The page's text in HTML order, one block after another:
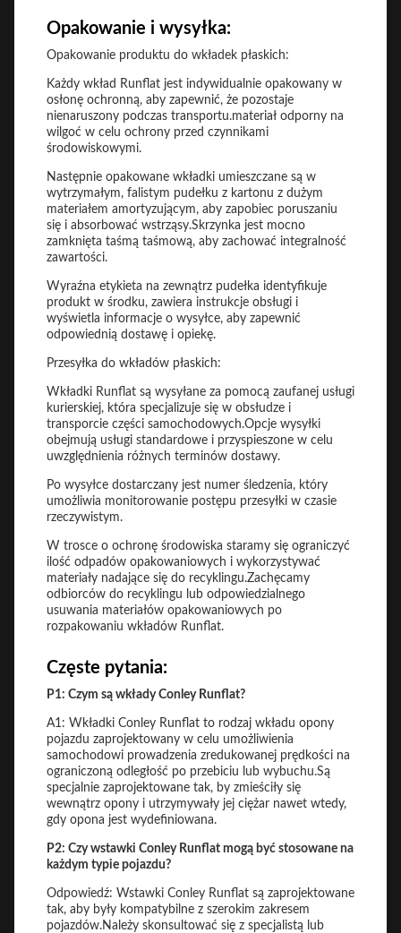
Opakowanie i wysyłka:
Opakowanie produktu do wkładek płaskich:
Każdy wkład Runflat jest indywidualnie opakowany w
osłonę ochronną, aby zapewnić, że pozostaje
nienaruszony podczas transportu.materiał odporny na
wilgoć w celu ochrony przed czynnikami
środowiskowymi.
Następnie opakowane wkładki umieszczane są w
wytrzymałym, falistym pudełku z kartonu z dużym
materiałem amortyzującym, aby zapobiec poruszaniu
się i absorbować wstrząsy.Skrzynka jest mocno
zamknięta taśmą taśmową, aby zachować integralność
zawartości.
Wyraźna etykieta na zewnątrz pudełka identyfikuje
produkt w środku, zawiera instrukcje obsługi i
wyświetla informacje o wysyłce, aby zapewnić
odpowiednią dostawę i opiekę.
Przesyłka do wkładów płaskich:
Wkładki Runflat są wysyłane za pomocą zaufanej usługi
kurierskiej, która specjalizuje się w obsłudze i
transporcie części samochodowych.Opcje wysyłki
obejmują usługi standardowe i przyspieszone w celu
uwzględnienia różnych terminów dostawy.
Po wysyłce dostarczany jest numer śledzenia, który
umożliwia monitorowanie postępu przesyłki w czasie
rzeczywistym.
W trosce o ochronę środowiska staramy się ograniczyć
ilość odpadów opakowaniowych i wykorzystywać
materiały nadające się do recyklingu.Zachęcamy
odbiorców do recyklingu lub odpowiedzialnego
usuwania materiałów opakowaniowych po
rozpakowaniu wkładów Runflat.
Częste pytania:
P1: Czym są wkłady Conley Runflat?
A1: Wkładki Conley Runflat to rodzaj wkładu opony
pojazdu zaprojektowany w celu umożliwienia
samochodowi prowadzenia zredukowanej prędkości na
ograniczoną odległość po przebiciu lub wybuchu.Są
specjalnie zaprojektowane tak, by zmieściły się
wewnątrz opony i utrzymywały jej ciężar nawet wtedy,
gdy opona jest wydefiniowana.
P2: Czy wstawki Conley Runflat mogą być stosowane na
każdym typie pojazdu?
Odpowiedź: Wstawki Conley Runflat są zaprojektowane
tak, aby były kompatybilne z szerokim zakresem
pojazdów.Należy skonsultować się z specjalistą lub